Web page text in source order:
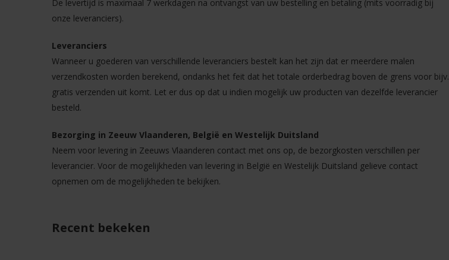
De levertijd is maximaal 7 werkdagen na ontvangst van uw bestelling en betaling (mits voorradig bij
onze leveranciers).
Leveranciers
Wanneer u goederen van verschillende leveranciers bestelt kan het zijn dat er meerdere malen
verzendkosten worden berekend, ondanks het feit dat het totale orderbedrag boven de grens voor bijv.
gratis verzenden uit komt. Let er dus op dat u indien mogelijk uw producten van dezelfde leverancier
besteld.
Bezorging in Zeeuw Vlaanderen, België en Westelijk Duitsland
Neem voor levering in Zeeuws Vlaanderen contact met ons op, de bezorgkosten verschillen per
leverancier. Voor de mogelijkheden van levering in België en Westelijk Duitsland gelieve contact
opnemen om de mogelijkheden te bekijken.
Recent bekeken